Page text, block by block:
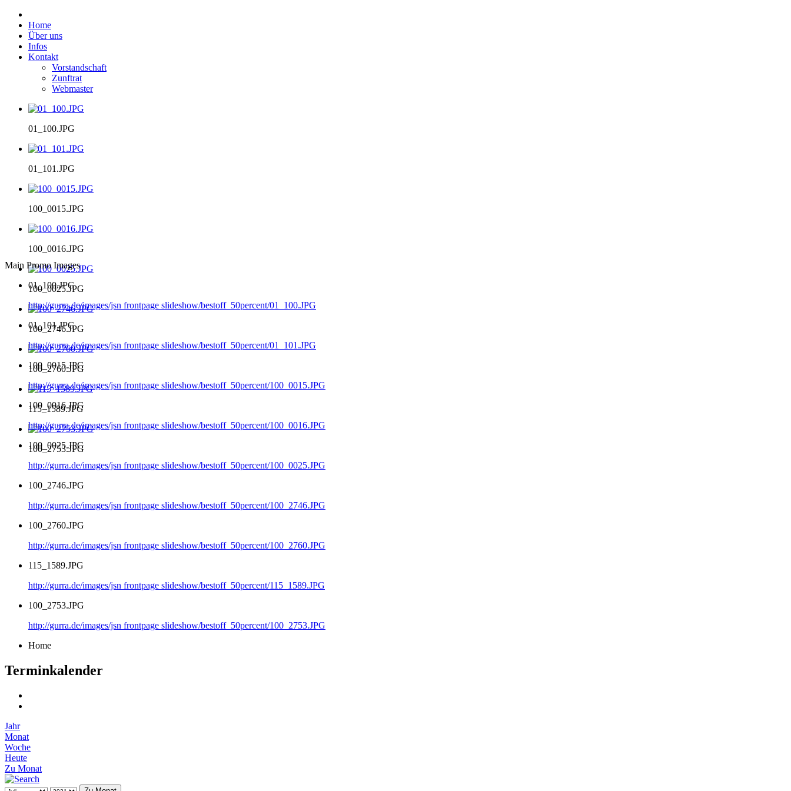
Home
Über uns
Infos
Kontakt
Vorstandschaft
Zunftrat
Webmaster
01_100.JPG
01_101.JPG
100_0015.JPG
100_0016.JPG
100_0025.JPG
100_2746.JPG
100_2760.JPG
115_1589.JPG
100_2753.JPG
Main Promo Images
01_100.JPG
http://gurra.de/images/jsn frontpage slideshow/bestoff_50percent/01_100.JPG
01_101.JPG
http://gurra.de/images/jsn frontpage slideshow/bestoff_50percent/01_101.JPG
100_0015.JPG
http://gurra.de/images/jsn frontpage slideshow/bestoff_50percent/100_0015.JPG
100_0016.JPG
http://gurra.de/images/jsn frontpage slideshow/bestoff_50percent/100_0016.JPG
100_0025.JPG
http://gurra.de/images/jsn frontpage slideshow/bestoff_50percent/100_0025.JPG
100_2746.JPG
http://gurra.de/images/jsn frontpage slideshow/bestoff_50percent/100_2746.JPG
100_2760.JPG
http://gurra.de/images/jsn frontpage slideshow/bestoff_50percent/100_2760.JPG
115_1589.JPG
http://gurra.de/images/jsn frontpage slideshow/bestoff_50percent/115_1589.JPG
100_2753.JPG
http://gurra.de/images/jsn frontpage slideshow/bestoff_50percent/100_2753.JPG
Home
Terminkalender
Jahr
Monat
Woche
Heute
Zu Monat